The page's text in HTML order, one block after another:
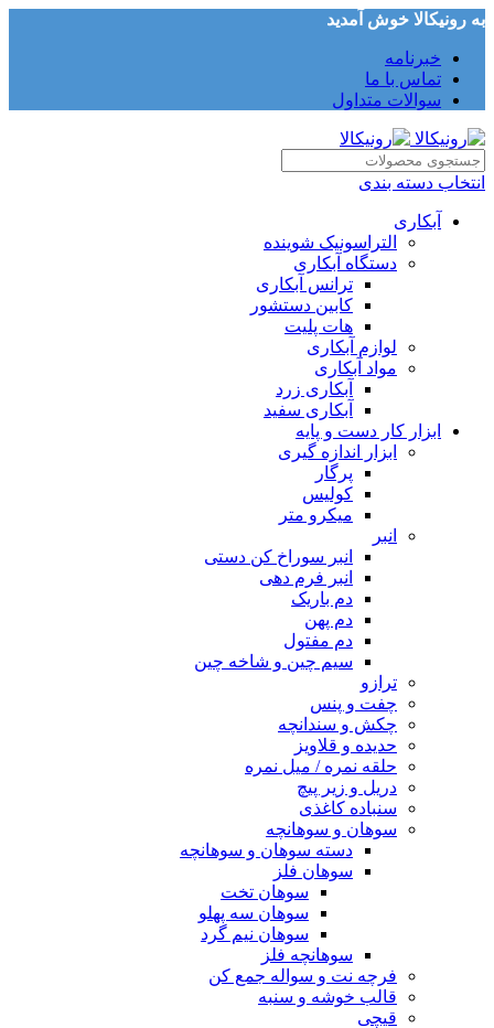
به رونیکالا خوش آمدید
خبرنامه
تماس با ما
سوالات متداول
انتخاب دسته بندی
آبکاری
التراسونیک شوینده
دستگاه آبکاری
ترانس آبکاری
کابین دستشور
هات پلیت
لوازم آبکاری
مواد آبکاری
آبکاری زرد
آبکاری سفید
ابزار کار دست و پایه
ابزار اندازه گیری
پرگار
کولیس
میکرو متر
انبر
انبر سوراخ کن دستی
انبر فرم دهی
دم باریک
دم پهن
دم مفتول
سیم چین و شاخه چین
ترازو
چفت و پنس
چکش و سندانچه
حدیده و قلاویز
حلقه نمره / میل نمره
دریل و زیر پیچ
سنباده کاغذی
سوهان و سوهانچه
دسته سوهان و سوهانچه
سوهان فلز
سوهان تخت
سوهان سه پهلو
سوهان نیم گرد
سوهانچه فلز
فرچه نت و سواله جمع کن
قالب خوشه و سنبه
قیچی